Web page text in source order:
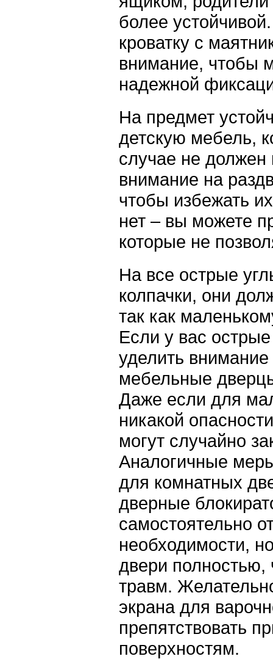
более
кроватку с
внимание, чтобы
надежной
На предмет
детскую мебель,
случае не должен
внимание на
чтобы избежать
нет – вы можете
которые не
На все острые
колпачки, они
так как
Если у вас
уделить
мебельные
Даже если для
никакой
могут случайно
Аналогичные
для комнатных
дверные
самостоятельно
необходимости,
двери
травм.
экрана для
препятствовать
поверхностям.